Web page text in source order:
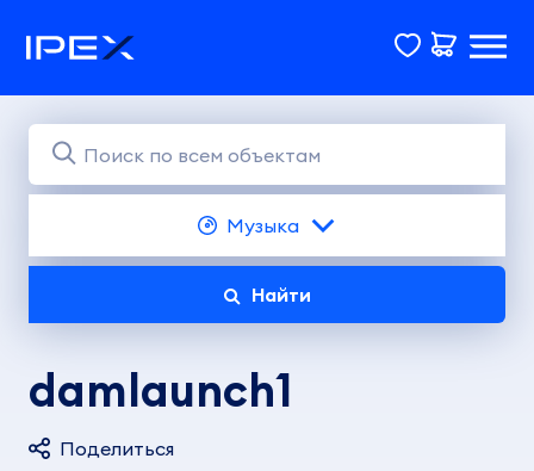
Музыка
Найти
damlaunch1
Поделиться